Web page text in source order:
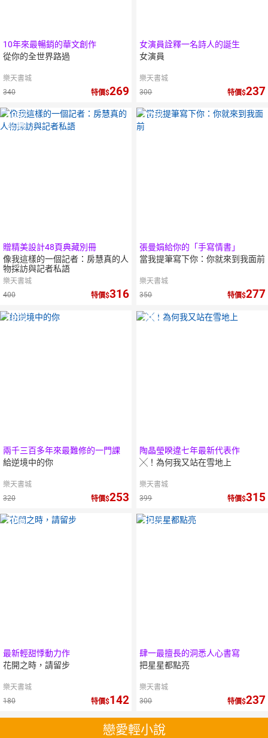
10年來最暢銷的華文創作
從你的全世界路過
樂天書城
340
特價 269
女演員詮釋一名詩人的誕生
女演員
樂天書城
300
特價 237
10倍
點數
贈精美設計48頁典藏別冊
像我這樣的一個記者：房慧真的人
物採訪與記者私語
樂天書城
400
特價 316
10倍
點數
張曼娟給你的「手寫情書」
當我提筆寫下你：你就來到我面前
樂天書城
350
特價 277
10倍
兩千三百多年來最難修的一門課
給逆境中的你
樂天書城
320
特價 253
10倍
陶晶瑩睽違七年最新代表作
╳！為何我又站在雪地上
樂天書城
399
特價 315
10倍
最新輕甜悸動力作
花開之時，請留步
樂天書城
180
特價 142
10倍
肆一最擅長的洞悉人心書寫
把星星都點亮
樂天書城
300
特價 237
戀愛輕小說